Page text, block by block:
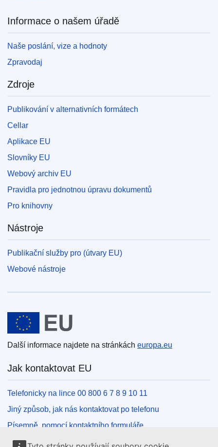
Informace o našem úřadě
Naše poslání, vize a hodnoty
Zpravodaj
Zdroje
Publikování v alternativních formátech
Cellar
Aplikace EU
Slovníky EU
Webový archiv EU
Pravidla pro jednotnou úpravu dokumentů
Pro knihovny
Nástroje
Publikační služby pro (útvary EU)
Webové nástroje
Evropská unie
Další informace najdete na stránkách europa.eu
Jak kontaktovat EU
Telefonicky na lince 00 800 6 7 8 9 10 11
Jiný způsob, jak nás kontaktovat po telefonu
Písemně, pomocí kontaktního formuláře
Osobně, v kontaktním místě EU